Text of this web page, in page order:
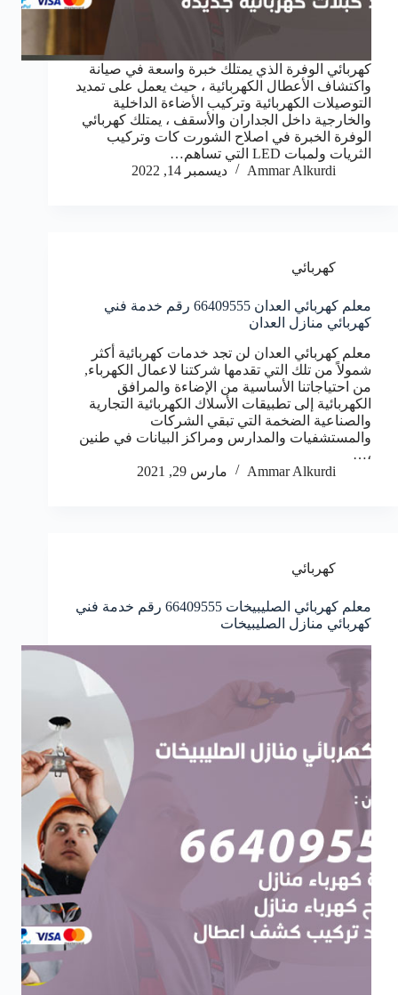
كهربائي الوفرة الذي يمتلك خبرة واسعة في صيانة
واكتشاف الأعطال الكهربائية ، حيث يعمل على تمديد
التوصيلات الكهربائية وتركيب الأضاءة الداخلية
والخارجية داخل الجداران والأسقف ، يمتلك كهربائي
الوفرة الخبرة في اصلاح الشورت كات وتركيب
الثريات ولمبات LED التي تساهم…
Ammar Alkurdi
ديسمبر 14, 2022
كهربائي
معلم كهربائي العدان 66409555 رقم خدمة فني
كهربائي منازل العدان
معلم كهربائي العدان لن تجد خدمات كهربائية أكثر
شمولاً من تلك التي تقدمها شركتنا لاعمال الكهرباء,
من احتياجاتنا الأساسية من الإضاءة والمرافق
الكهربائية إلى تطبيقات الأسلاك الكهربائية التجارية
والصناعية الضخمة التي تبقي الشركات
والمستشفيات والمدارس ومراكز البيانات في طنين
،…
Ammar Alkurdi
مارس 29, 2021
كهربائي
معلم كهربائي الصليبيخات 66409555 رقم خدمة فني
كهربائي منازل الصليبيخات